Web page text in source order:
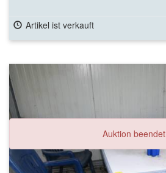
Artikel ist verkauft
Auktion beendet